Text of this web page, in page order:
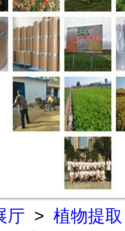
厅 > 植物提取